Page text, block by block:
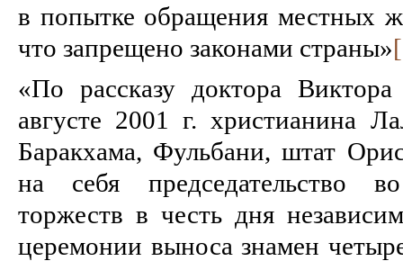
в попытке обращения местных
что запрещено законами страны»
«По рассказу доктора
августе 2001 г. христианина
Баракхама, Фульбани, штат
на себя председательство
торжеств в честь дня
церемонии выноса знамен